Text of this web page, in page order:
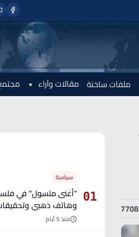
ملفات ساخنة مقالات وآراء
01
سياسة
وهاتف ذهبي
منذ 5 أيام